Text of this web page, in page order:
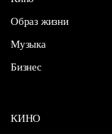
Образ жизни
Музыка
Бизнес
КИНО